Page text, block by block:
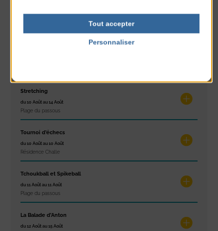
Stretching
du 10 Août au 14 Août
Plage du passous
Tournoi d’échecs
du 10 Août au 10 Août
Résidence Challe
Tchoukball et Spikeball
du 11 Août au 11 Août
Plage du passous
La Balade d’Anton
du 12 Août au 15 Août
Tout accepter
Personnaliser